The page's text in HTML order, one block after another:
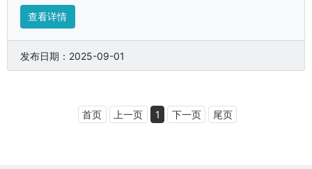
查看详情
发布日期：2025-09-01
首页 上一页 1 下一页 尾页